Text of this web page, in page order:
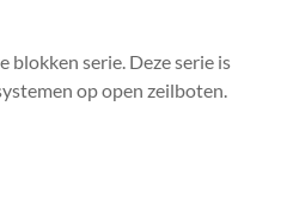
blokken serie. Deze serie is
op open zeilboten.